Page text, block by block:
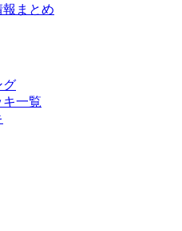
まとめ
グ
キ一覧